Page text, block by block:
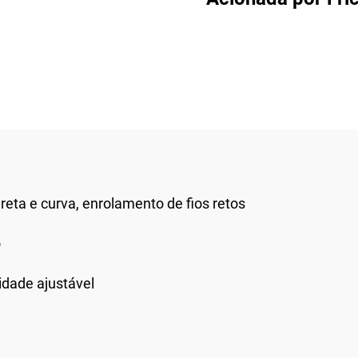
e curva, enrolamento de fios retos
ajustável